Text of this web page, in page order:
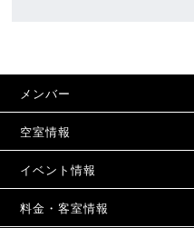
メンバー
空室情報
イベント情報
料金・客室情報